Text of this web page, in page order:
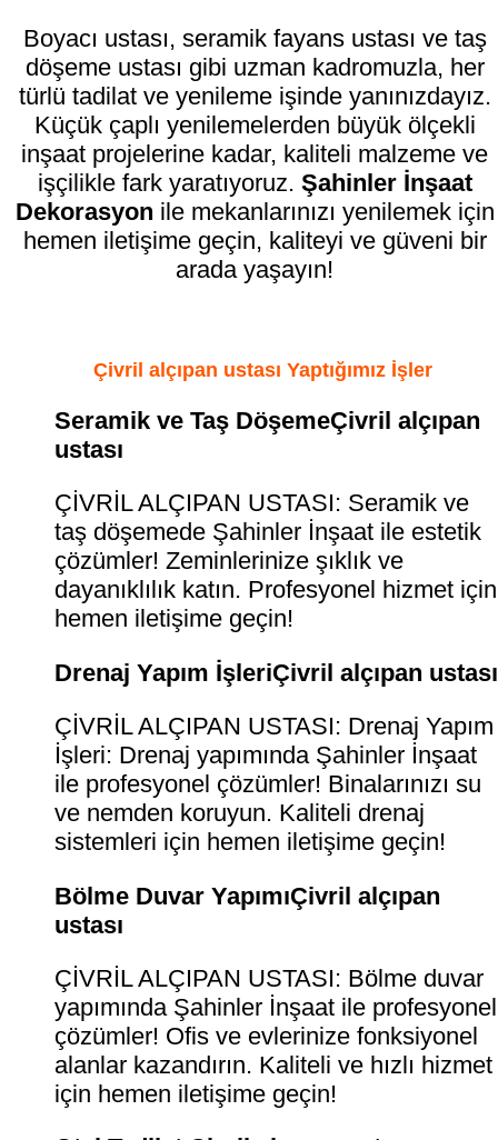
Boyacı ustası, seramik fayans ustası ve taş
döşeme ustası gibi uzman kadromuzla, her
türlü tadilat ve yenileme işinde yanınızdayız.
Küçük çaplı yenilemelerden büyük ölçekli
inşaat projelerine kadar, kaliteli malzeme ve
işçilikle fark yaratıyoruz. Şahinler İnşaat
Dekorasyon ile mekanlarınızı yenilemek için
hemen iletişime geçin, kaliteyi ve güveni bir
arada yaşayın!
Çivril alçıpan ustası Yaptığımız İşler
Seramik ve Taş DöşemeÇivril alçıpan
ustası
ÇİVRİL ALÇIPAN USTASI: Seramik ve
taş döşemede Şahinler İnşaat ile estetik
çözümler! Zeminlerinize şıklık ve
dayanıklılık katın. Profesyonel hizmet için
hemen iletişime geçin!
Drenaj Yapım İşleriÇivril alçıpan ustası
ÇİVRİL ALÇIPAN USTASI: Drenaj Yapım
İşleri: Drenaj yapımında Şahinler İnşaat
ile profesyonel çözümler! Binalarınızı su
ve nemden koruyun. Kaliteli drenaj
sistemleri için hemen iletişime geçin!
Bölme Duvar YapımıÇivril alçıpan
ustası
ÇİVRİL ALÇIPAN USTASI: Bölme duvar
yapımında Şahinler İnşaat ile profesyonel
çözümler! Ofis ve evlerinize fonksiyonel
alanlar kazandırın. Kaliteli ve hızlı hizmet
için hemen iletişime geçin!